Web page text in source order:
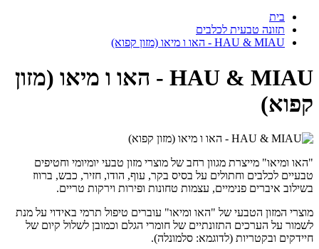
בית
תזונה טבעית לכלבים
HAU & MIAU - האו ו מיאו (מזון קפוא)
HAU & MIAU - האו ו מיאו (מזון
קפוא)
"האו ומיאו" מייצרת מגוון רחב של מוצרי מזון טבעי יומיומי וחטיפים
טבעיים לכלבים וחתולים על בסיס בקר, עוף, הודו, חזיר, כבש, ברווז
בשילוב איברים פנימיים, עצמות טחונות ופירות וירקות טריים.
מוצרי המזון הטבעי של "האו ומיאו" עוברים טיפול תרמי באידוי על מנת
לשמור על הערכים התזונתיים של חומרי הגלם וכמובן לשלול קיום של
חיידקים ובקטריות (לדוגמא: סלמונלה).